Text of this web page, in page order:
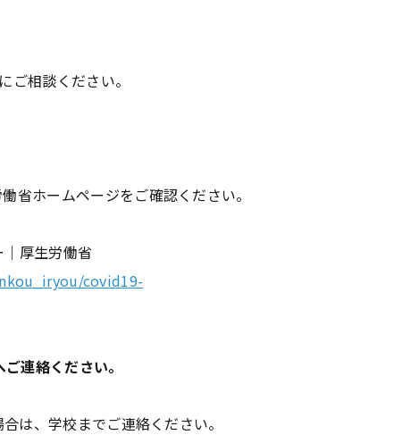
相談ください。
省ホームページをご確認ください。
厚生労働省
covid19-
連絡ください。
は、学校までご連絡ください。